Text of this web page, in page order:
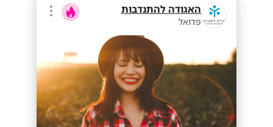
האגודה להתנדבות
פדואל